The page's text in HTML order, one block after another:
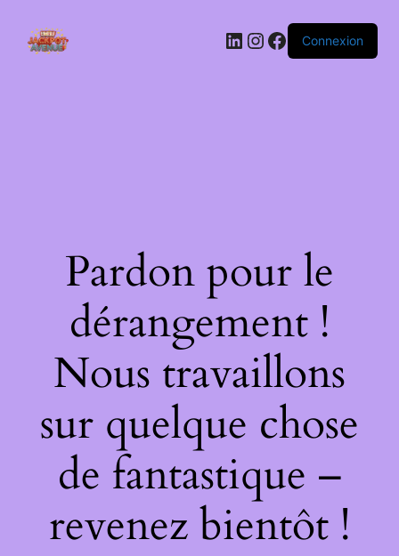
LinkedIn
Instagram
Facebook
Connexion
Pardon pour le
dérangement !
Nous travaillons
sur quelque chose
de fantastique –
revenez bientôt !